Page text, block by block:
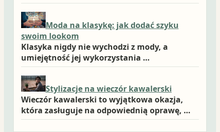
Moda na klasykę: jak dodać szyku
swoim lookom
Klasyka nigdy nie wychodzi z mody, a
umiejętność jej wykorzystania …
Stylizacje na wieczór kawalerski
Wieczór kawalerski to wyjątkowa okazja,
która zasługuje na odpowiednią oprawę, …